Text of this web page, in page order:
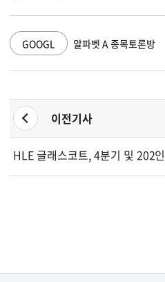
GOOGL 알파벳 A 종목토론방
이전기사
HLE 글래스코트, 4분기 및